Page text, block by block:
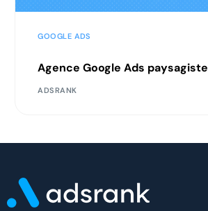
GOOGLE ADS
Agence Google Ads paysagiste
ADSRANK